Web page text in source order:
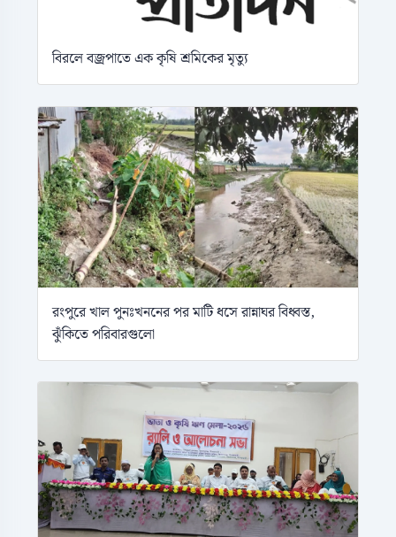
বিরলে বজ্রপাতে এক কৃষি শ্রমিকের মৃত্যু
রংপুরে খাল পুনঃখননের পর মাটি ধসে রান্নাঘর বিধ্বস্ত,
ঝুঁকিতে পরিবারগুলো